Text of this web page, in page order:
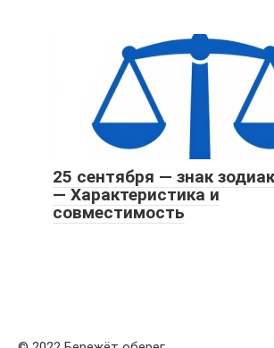
25 сентября — знак
— Характеристика и
совместимость